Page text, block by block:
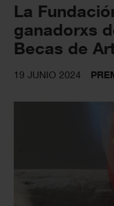
La
ganadorxs
Becas de
19 JUNIO 2024